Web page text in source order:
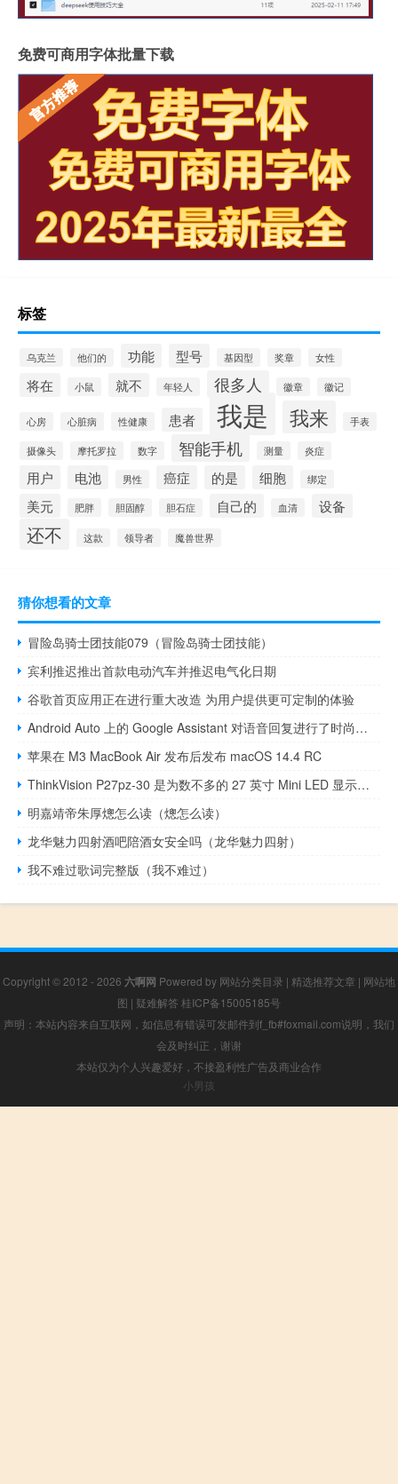
免费可商用字体批量下载
标签
乌克兰 他们的 功能 型号 基因型 奖章 女性
将在 小鼠 就不 年轻人 很多人 徽章 徽记
心房 心脏病 性健康 患者 我是 我来 手表
摄像头 摩托罗拉 数字 智能手机 测量 炎症
用户 电池 男性 癌症 的是 细胞 绑定
美元 肥胖 胆固醇 胆石症 自己的 血清 设备
还不 这款 领导者 魔兽世界
猜你想看的文章
冒险岛骑士团技能079（冒险岛骑士团技能）
宾利推迟推出首款电动汽车并推迟电气化日期
谷歌首页应用正在进行重大改造 为用户提供更可定制的体验
Android Auto 上的 Google Assistant 对语音回复进行了时尚的重新设计
苹果在 M3 MacBook Air 发布后发布 macOS 14.4 RC
ThinkVision P27pz-30 是为数不多的 27 英寸 Mini LED 显示器之一
明嘉靖帝朱厚熜怎么读（熜怎么读）
龙华魅力四射酒吧陪酒女安全吗（龙华魅力四射）
我不难过歌词完整版（我不难过）
Copyright © 2012 - 2026 六啊网 Powered by 网站分类目录 | 精选推荐文章 | 网站地
图 | 疑难解答 桂ICP备15005185号
声明：本站内容来自互联网，如信息有错误可发邮件到f_fb#foxmail.com说明，我们
会及时纠正，谢谢
本站仅为个人兴趣爱好，不接盈利性广告及商业合作
小男孩